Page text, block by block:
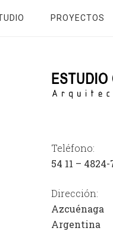
PROYECTOS
Teléfono:
54 11 – 4824-
Dirección:
Argentina